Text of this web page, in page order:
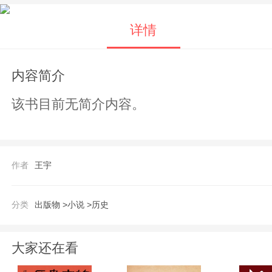
详情
内容简介
该书目前无简介内容。
作者 王宇
分类 出版物 >小说 >历史
大家还在看